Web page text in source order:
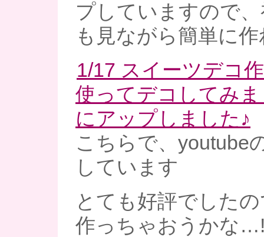
プしていますので
も見ながら簡単に
1/17 スイーツデコ
使ってデコしてみ
にアップしました♪
こちらで、youtube
しています
とても好評でした
作っちゃおうかな